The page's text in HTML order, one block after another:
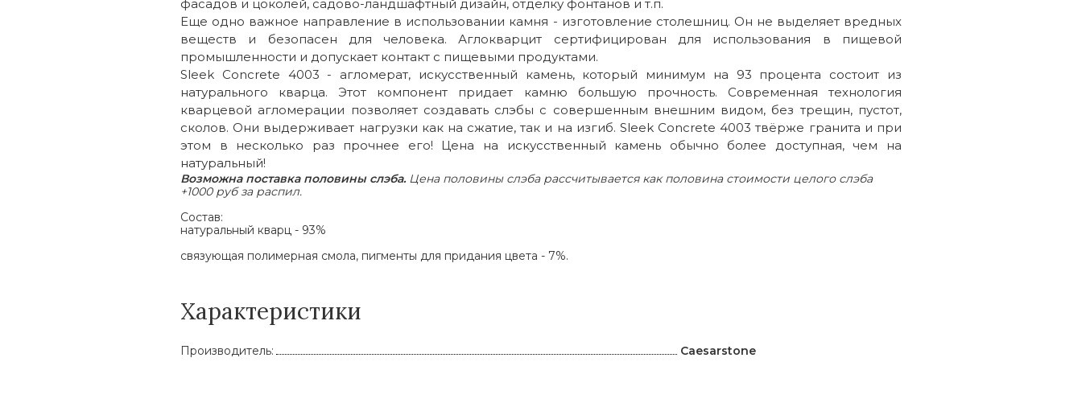
фасадов и цоколей, садово-ландшафтный дизайн, отделку фонтанов и т.п.
Еще одно важное направление в использовании камня - изготовление столешниц. Он не выделяет вредных
веществ и безопасен для человека. Аглокварцит сертифицирован для использования в пищевой
промышленности и допускает контакт с пищевыми продуктами.
Sleek Concrete 4003 - агломерат, искусственный камень, который минимум на 93 процента состоит из
натурального кварца. Этот компонент придает камню большую прочность. Современная технология
кварцевой агломерации позволяет создавать слэбы с совершенным внешним видом, без трещин, пустот,
сколов. Они выдерживает нагрузки как на сжатие, так и на изгиб. Sleek Concrete 4003 твёрже гранита и при
этом в несколько раз прочнее его! Цена на искусственный камень обычно более доступная, чем на
натуральный!
Возможна поставка половины слэба. Цена половины слэба рассчитывается как половина стоимости целого слэба
+1000 руб за распил.
Состав:
натуральный кварц - 93%
связующая полимерная смола, пигменты для придания цвета - 7%.
Характеристики
Производитель: Caesarstone